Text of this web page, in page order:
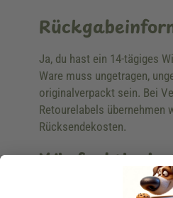
Ja, du hast ein 14-tägiges
Ware muss ungetragen,
originalverpackt sein. Bei
Retourelabels übernehmen
Rücksendekosten.
Wie
Rücksendung?